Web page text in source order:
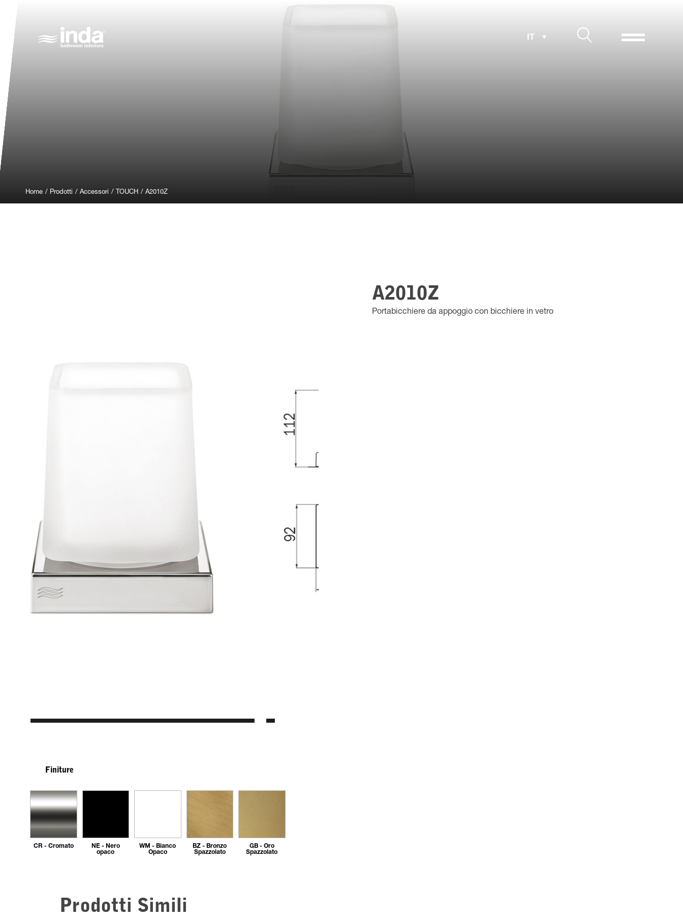
Home / Prodotti / Accessori / TOUCH / A2010Z
A2010Z
Portabicchiere da appoggio con bicchiere in vetro
Finiture
CR - Cromato
NE - Nero
opaco
WM - Bianco
Opaco
BZ - Bronzo
Spazzolato
GB - Oro
Spazzolato
Prodotti Simili